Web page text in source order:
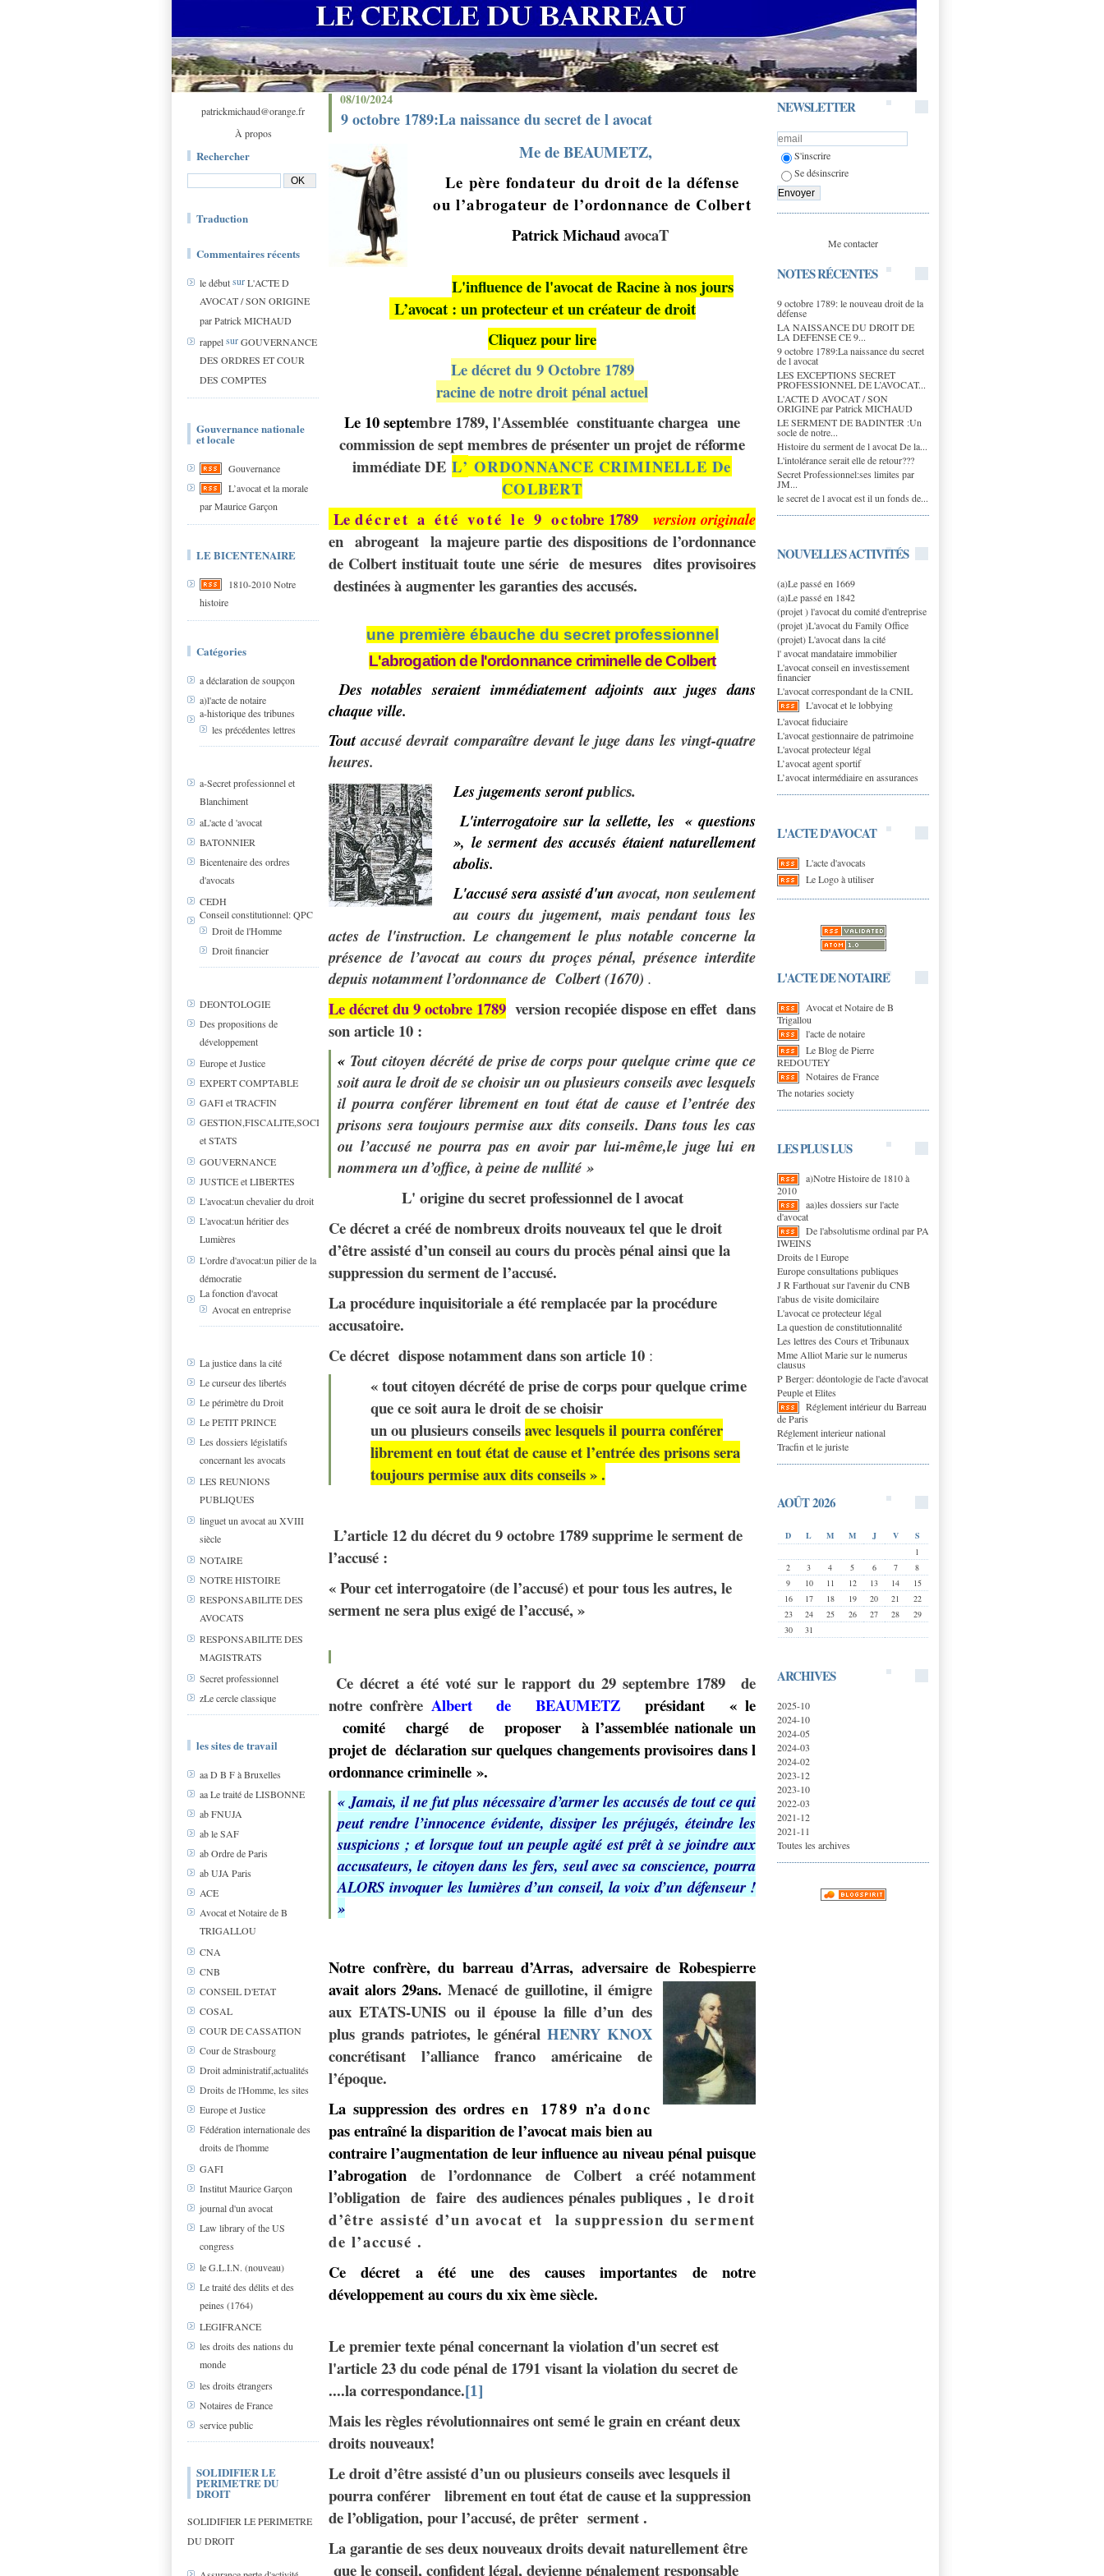
patrickmichaud@orange.fr
À propos
Rechercher
Traduction
Commentaires récents
le débutsurL'ACTE D
AVOCAT / SON ORIGINE
par Patrick MICHAUD
rappelsurGOUVERNANCE
DES ORDRES ET COUR
DES COMPTES
Gouvernance nationale
et locale
Gouvernance
L’avocat et la morale
par Maurice Garçon
LE BICENTENAIRE
1810-2010 Notre
histoire
Catégories
a déclaration de soupçon
a)l'acte de notaire
a-historique des tribunes
les précédentes lettres
a-Secret professionnel et
Blanchiment
aL'acte d 'avocat
BATONNIER
Bicentenaire des ordres
d'avocats
CEDH
Conseil constitutionnel: QPC
Droit de l'Homme
Droit financier
DEONTOLOGIE
Des propositions de
développement
Europe et Justice
EXPERT COMPTABLE
GAFI et TRACFIN
GESTION,FISCALITE,SOCIAL
et STATS
GOUVERNANCE
JUSTICE et LIBERTES
L'avocat:un chevalier du droit
L'avocat:un héritier des
Lumières
L'ordre d'avocat:un pilier de la
démocratie
La fonction d'avocat
Avocat en entreprise
La justice dans la cité
Le curseur des libertés
Le périmètre du Droit
Le PETIT PRINCE
Les dossiers législatifs
concernant les avocats
LES REUNIONS
PUBLIQUES
linguet un avocat au XVIII
siècle
NOTAIRE
NOTRE HISTOIRE
RESPONSABILITE DES
AVOCATS
RESPONSABILITE DES
MAGISTRATS
Secret professionnel
zLe cercle classique
les sites de travail
aa D B F à Bruxelles
aa Le traité de LISBONNE
ab FNUJA
ab le SAF
ab Ordre de Paris
ab UJA Paris
ACE
Avocat et Notaire de B
TRIGALLOU
CNA
CNB
CONSEIL D'ETAT
COSAL
COUR DE CASSATION
Cour de Strasbourg
Droit administratif,actualités
Droits de l'Homme, les sites
Europe et Justice
Fédération internationale des
droits de l'homme
GAFI
Institut Maurice Garçon
journal d'un avocat
Law library of the US
congress
le G.L.I.N. (nouveau)
Le traité des délits et des
peines (1764)
LEGIFRANCE
les droits des nations du
monde
les droits étrangers
Notaires de France
service public
SOLIDIFIER LE
PERIMETRE DU
DROIT
SOLIDIFIER LE PERIMETRE
DU DROIT
NEWSLETTER
S'inscrire
Se désinscrire
Me contacter
NOTES RÉCENTES
9 octobre 1789: le nouveau droit de la
défense
LA NAISSANCE DU DROIT DE
LA DEFENSE CE 9...
9 octobre 1789:La naissance du secret
de l avocat
LES EXCEPTIONS SECRET
PROFESSIONNEL DE L’AVOCAT...
L'ACTE D AVOCAT / SON
ORIGINE par Patrick MICHAUD
LE SERMENT DE BADINTER :Un
socle de notre...
Histoire du serment de l avocat De la...
L'intolérance serait elle de retour???
Secret Professionnel:ses limites par
JM...
le secret de l avocat est il un fonds de...
NOUVELLES ACTIVITÉS
(a)Le passé en 1669
(a)Le passé en 1842
(projet ) l'avocat du comité d'entreprise
(projet )L'avocat du Family Office
(projet) L'avocat dans la cité
l' avocat mandataire immobilier
L'avocat conseil en investissement
financier
L'avocat correspondant de la CNIL
L'avocat et le lobbying
L'avocat fiduciaire
L'avocat gestionnaire de patrimoine
L'avocat protecteur légal
L’avocat agent sportif
L’avocat intermédiaire en assurances
L'ACTE D'AVOCAT
L'acte d'avocats
Le Logo à utiliser
L'ACTE DE NOTAIRE
Avocat et Notaire de B
Trigallou
l'acte de notaire
Le Blog de Pierre
REDOUTEY
Notaires de France
The notaries society
LES PLUS LUS
a)Notre Histoire de 1810 à
2010
aa)les dossiers sur l'acte
d'avocat
De l'absolutisme ordinal par PA
IWEINS
Droits de l Europe
Europe consultations publiques
J R Farthouat sur l'avenir du CNB
l'abus de visite domicilaire
L'avocat ce protecteur légal
La question de constitutionnalité
Les lettres des Cours et Tribunaux
Mme Alliot Marie sur le numerus
clausus
P Berger: déontologie de l'acte d'avocat
Peuple et Elites
Réglement intérieur du Barreau
de Paris
Réglement interieur national
Tracfin et le juriste
AOÛT 2026
D L M M J V
S
1
2
3 4 5 6 7
8
9
10 11 12 13 14
15
16
17 18 19 20 21
22
23
24 25 26 27 28
29
30
31
ARCHIVES
2025-10
2024-10
2024-05
2024-03
2024-02
2023-12
2023-10
2022-03
2021-12
2021-11
Toutes les archives
08/10/2024
9 octobre 1789:La naissance du secret de l avocat
Me de BEAUMETZ,
Le père fondateur du droit de la défense
ou l’abrogateur de l’ordonnance de Colbert
Patrick Michaud avocaT
L'influence de l'avocat de Racine à nos jours
L’avocat : un protecteur et un créateur de droit
Cliquez pour lire
Le décret du 9 Octobre 1789
racine de notre droit pénal actuel
Le 10 septembre 1789, l'Assemblée constituante chargea une
commissionde sept membres deprésenterunprojetderéforme
immédiate DEL’ ORDONNANCE CRIMINELLE De
COLBERT
Le décret a été voté le 9 octobre 1789 version originale
en abrogeant la majeure partie des dispositions de l’ordonnance
de Colbert instituait toute une série de mesures ditesprovisoires
destinées àaugmenter les garanties des accusés.
une première ébauche du secret professionnel
L'abrogation de l'ordonnance criminelle de Colbert
Des notables seraient immédiatement adjoints aux juges dans
chaqueville.
Tout accusé devrait comparaître devant le juge dans les vingt-quatre
heures.
Les jugements seront publics.
L'interrogatoire sur la sellette, les « questions
», le serment des accusés étaient naturellement
abolis.
L'accusé sera assisté d'un avocat, non seulement
au coursdu jugement, mais pendant tous les
actes de l'instruction. Le changement le plus notable concerne la
présence de l’avocat au cours du proçes pénal, présence interdite
depuis notamment l’ordonnance de Colbert (1670) .
Le décret du 9 octobre 1789 version recopiée dispose en effet dans
son article 10 :
« Tout citoyen décrété de prise de corps pour quelque crime que ce
soit aura le droit de se choisir un ou plusieurs conseils avec lesquels
il pourra conférer librement en tout état de cause et l’entrée des
prisons sera toujours permise aux dits conseils. Dans tous les cas
ou l’accusé ne pourra pas en avoir par lui-même,le juge lui en
nommera un d’office, à peine de nullité »
L' origine du secret professionnel de l avocat
Ce décret a créé de nombreux droits nouveaux tel que le droit
d’être assisté d’un conseil au cours du procès pénal ainsi que la
suppression du serment de l’accusé.
La procédure inquisitoriale a été remplacée par la procédure
accusatoire.
Ce décret dispose notamment dans son article 10 :
« tout citoyen décrété de prise de corps pour quelque crime
que ce soit aura le droit de se choisir
un ou plusieurs conseilsavec lesquels il pourra conférer
librement en tout état de cause et l’entrée des prisons sera
toujours permise aux dits conseils » .
L’article 12 du décret du 9 octobre 1789 supprime le serment de
l’accusé :
« Pour cet interrogatoire (de l’accusé) et pour tous les autres, le
serment ne sera plus exigé de l’accusé, »
Ce décret a été voté sur le rapport du 29 septembre 1789
de
notre confrère Albert de BEAUMETZ
présidant « le
comité chargé de proposer à l’assemblée nationale un
projet de déclaration sur quelques changements provisoires dans l
ordonnance criminelle ».
«Jamais, il ne fut plus nécessaire d’armer les accusés de tout ce qui
peut rendre l’innocence évidente, dissiper les préjugés, éteindre les
suspicions ; et lorsque tout un peupleagité est prêt à se joindre aux
accusateurs, le citoyen dans les fers, seul avec sa conscience, pourra
ALORS invoquer les lumières d’un conseil, la voix d’un défenseur !
»
Notre confrère, du barreau d’Arras, adversaire de Robespierre
avait alors 29ans. Menacé de guillotine, il émigre
aux ETATS-UNIS ou il épouse la fille d’un des
plus grands patriotes, le général HENRY KNOX
concrétisant l’alliance franco américaine de
l’époque.
La suppression des ordres en 1789 n’adonc
pas entraîné la disparition de l’avocat mais bien au
contraire l’augmentation de leur influence au niveau pénal puisque
l’abrogation
de l’ordonnance de Colbert a créé notamment
l’obligation de faire des audiences pénales publiques , le droit
d’être assisté d’un avocat et la suppression du serment
de l’accusé .
Ce décret a été une des causes importantes de notre
développement au cours du xix ème siècle.
Le premier texte pénal concernant la violation d'un secret est
l'article 23 du code pénal de 1791 visant la violation du secret de
....la correspondance.[1]
Mais les règles révolutionnaires ont semé le grain en créant deux
droits nouveaux!
Le droit d’être assisté d’un ou plusieurs conseils avec lesquels il
pourra conférer librement en tout état de cause et la suppression
de l’obligation, pour l’accusé, de prêter serment .
La garantie de ses deux nouveaux droits devait naturellement être
que le conseil, confident légal, devienne pénalement responsable